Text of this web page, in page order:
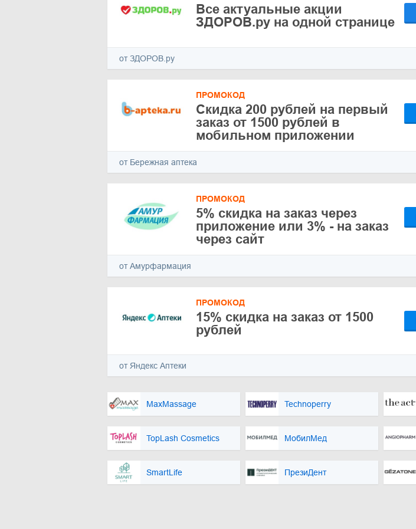
Все актуальные акции
ЗДОРОВ.ру на одной странице
от ЗДОРОВ.ру
ПРОМОКОД
Скидка 200 рублей на первый
заказ от 1500 рублей в
мобильном приложении
от Бережная аптека
ПРОМОКОД
5% скидка на заказ через
приложение или 3% - на заказ
через сайт
от Амурфармация
ПРОМОКОД
15% скидка на заказ от 1500
рублей
от Яндекс Аптеки
MaxMassage Technoperry
TopLash Cosmetics МобилМед
SmartLife ПрезиДент